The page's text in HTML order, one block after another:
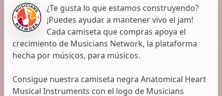
¿Te gusta lo que estamos construyendo?
¡Puedes ayudar a mantener vivo el jam!
Cada camiseta que compras apoya el
crecimiento de Musicians Network, la plataforma
hecha por músicos, para músicos.
Consigue nuestra camiseta negra Anatomical Heart
Musical Instruments con el logo de Musicians